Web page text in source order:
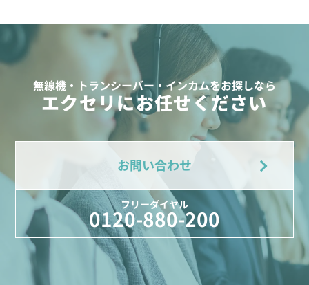
無線機・トランシーバー・インカムをお探しなら
エクセリにお任せください
お問い合わせ
フリーダイヤル
0120-880-200